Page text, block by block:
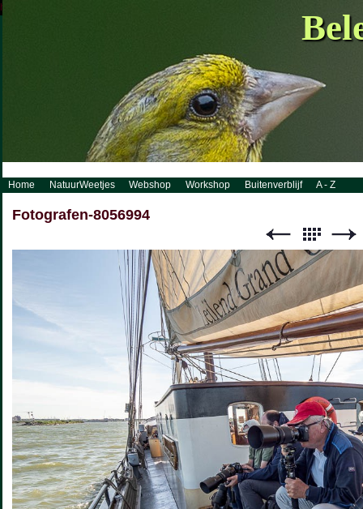
http://www.visueelconcept.nl/sitemap.xml.gz
Home NatuurWeetjes Webshop Workshop Buitenverblijf A - Z
Fotografen-8056994